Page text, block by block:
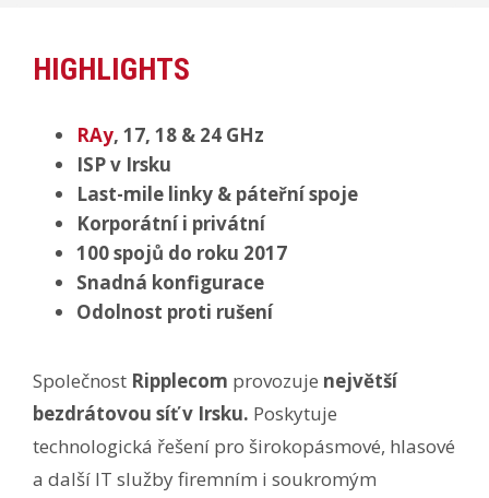
HIGHLIGHTS
RAy, 17, 18 & 24 GHz
ISP v Irsku
Last-mile linky & páteřní spoje
Korporátní i privátní
100 spojů do roku 2017
Snadná konfigurace
Odolnost proti rušení
Společnost Ripplecom provozuje největší
bezdrátovou síť v Irsku. Poskytuje
technologická řešení pro širokopásmové, hlasové
a další IT služby firemním i soukromým